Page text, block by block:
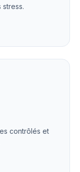
contrôlés et